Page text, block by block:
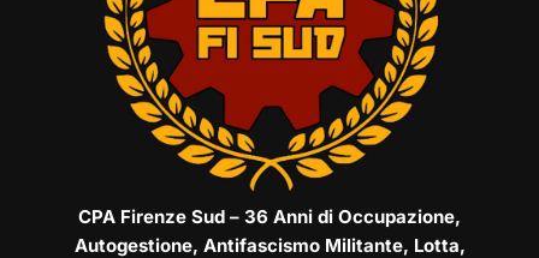
CPA Firenze Sud – 36 Anni di Occupazione,
Autogestione, Antifascismo Militante, Lotta,